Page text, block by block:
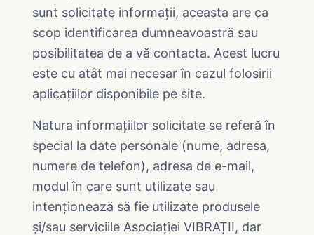
sunt solicitate informații, aceasta are ca
scop identificarea dumneavoastră sau
posibilitatea de a vă contacta. Acest lucru
este cu atât mai necesar în cazul folosirii
aplicațiilor disponibile pe site.
Natura informațiilor solicitate se referă în
special la date personale (nume, adresa,
numere de telefon), adresa de e-mail,
modul în care sunt utilizate sau
intenționează să fie utilizate produsele
și/sau serviciile Asociației VIBRAȚII, dar